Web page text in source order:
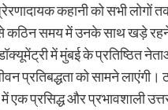
कहानी को सभी लोगों
समय में उनके साथ खड़े रहने
में मुंबई के प्रतिष्ठित
प्रतिबद्धता को सामने लाएंगी।
एक प्रसिद्ध और प्रभावशाली